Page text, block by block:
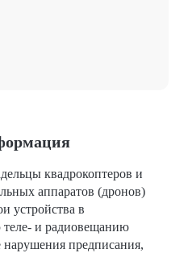
аппаратов (дронов)
устройства в
и радиовещанию
предписания,